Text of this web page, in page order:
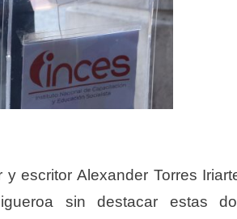
escritor Alexander Torres
sin destacar estas